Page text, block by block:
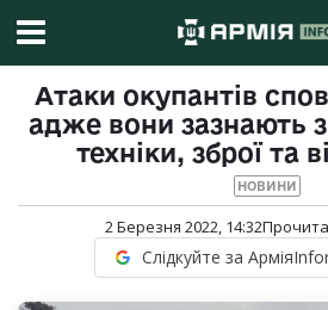
Атаки окупантів
адже вони зазнають
техніки, зброї та
НОВИНИ
2 Березня 2022, 14:32
Слідкуйте за